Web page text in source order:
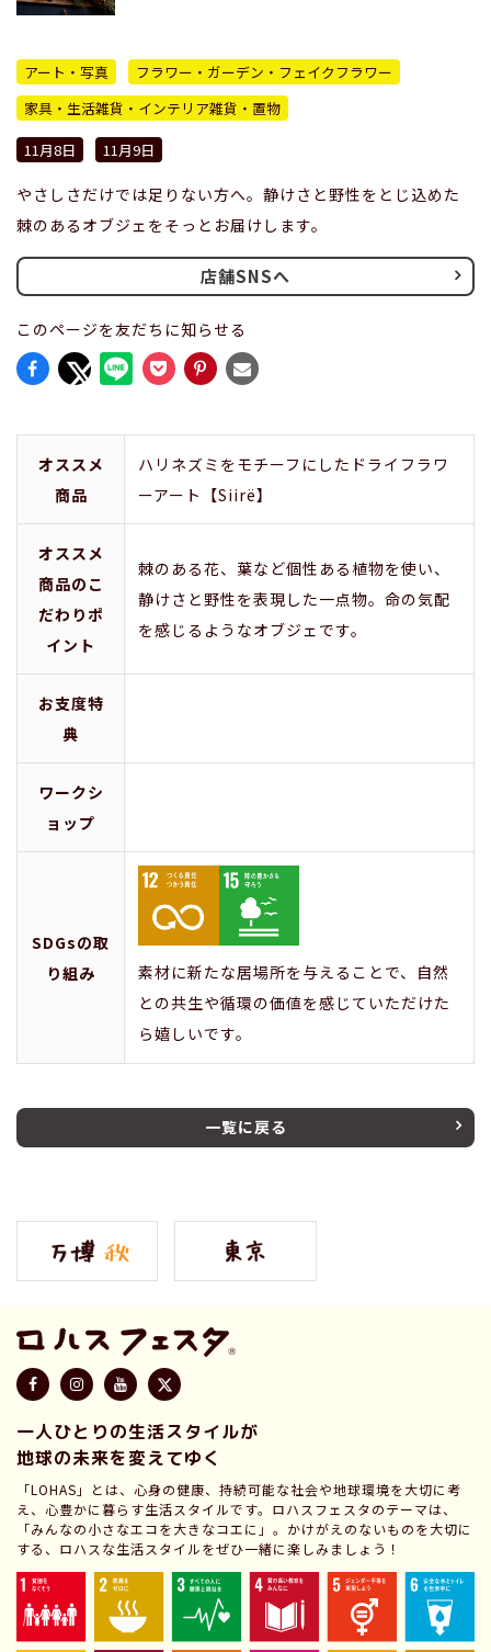
アート・写真
フラワー・ガーデン・フェイクフラワー
家具・生活雑貨・インテリア雑貨・置物
11月8日
11月9日
やさしさだけでは足りない方へ。静けさと野性をとじ込めた
棘のあるオブジェをそっとお届けします。
店舗SNSへ
このページを友だちに知らせる
オススメ
商品
ハリネズミをモチーフにしたドライフラワ
ーアート【Siirë】
オススメ
商品のこ
だわりポ
イント
棘のある花、葉など個性ある植物を使い、
静けさと野性を表現した一点物。命の気配
を感じるようなオブジェです。
お支度特
典
ワークシ
ョップ
SDGsの取
り組み
素材に新たな居場所を与えることで、自然
との共生や循環の価値を感じていただけた
ら嬉しいです。
一覧に戻る
一人ひとりの生活スタイルが
地球の未来を変えてゆく
「LOHAS」とは、心身の健康、持続可能な社会や地球環境を大切に考
え、心豊かに暮らす生活スタイルです。ロハスフェスタのテーマは、
「みんなの小さなエコを大きなコエに」。かけがえのないものを大切に
する、ロハスな生活スタイルをぜひ一緒に楽しみましょう！